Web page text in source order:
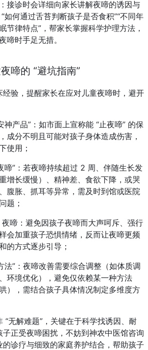
接诊时会详细向家长讲解夜啼的诱因与
如何通过舌苔判断孩子是否食积”“不同年
节律特点”，帮家长掌握科学护理方法，
啼时手足无措。
啼的 “避坑指南”
经验，提醒家长在应对儿童夜啼时，避开
神产品”：如市面上宣称能 “止夜啼” 的保
成分不明且可能对孩子身体造成伤害，
使用；
啼”：若夜啼持续超过 2 周、伴随生长发
增长缓慢）、精神差、食欲下降，或哭
腹胀、抓耳等异常，需及时到馆或医院
题；
夜啼：避免因孩子夜啼而大声呵斥、强行
会加重孩子恐惧情绪，反而让夜啼更频
的方式逐步引导；
法”：夜啼改善需要综合调整（如体质调
环境优化），避免仅依赖某一种方法
哄），需结合孩子具体情况制定多维度方
“无解难题”，关键在于科学找诱因、耐
正受夜啼困扰，不妨到神农中医馆咨询
诊疗与细致的家庭养护结合，帮助孩子